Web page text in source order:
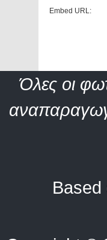
Embed URL:
Όλες οι